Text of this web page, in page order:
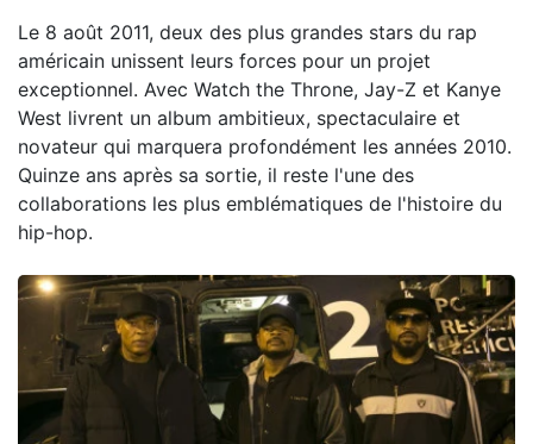
Le 8 août 2011, deux des plus grandes stars du rap
américain unissent leurs forces pour un projet
exceptionnel. Avec Watch the Throne, Jay-Z et Kanye
West livrent un album ambitieux, spectaculaire et
novateur qui marquera profondément les années 2010.
Quinze ans après sa sortie, il reste l'une des
collaborations les plus emblématiques de l'histoire du
hip-hop.